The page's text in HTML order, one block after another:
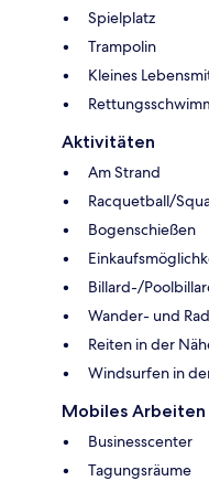
Spielplatz
Trampolin
Kleines
Aktivitäten
Am Strand
Racquetball/
Bogenschießen
Billard-/
Wander- und
Reiten in der
Windsurfen in
Mobiles Arbeiten
Businesscenter
Tagungsräume